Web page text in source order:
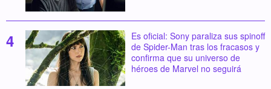
Es oficial: Sony paraliza sus spinoff
de Spider-Man tras los fracasos y
confirma que su universo de
héroes de Marvel no seguirá